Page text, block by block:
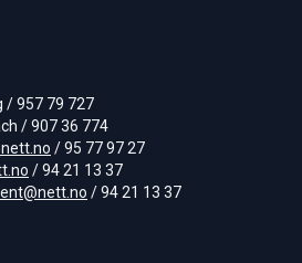
/ 957 79 727
/ 907 36 774
/ 95 77 97 27
/ 94 21 13 37
/ 94 21 13 37